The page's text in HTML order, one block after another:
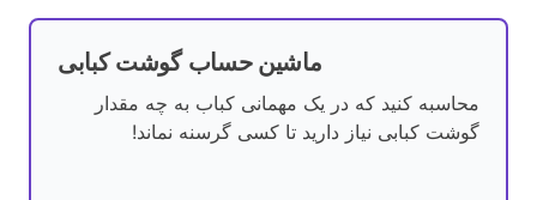
ماشین حساب گوشت کبابی
محاسبه کنید که در یک مهمانی کباب به چه مقدار
گوشت کبابی نیاز دارید تا کسی گرسنه نماند!